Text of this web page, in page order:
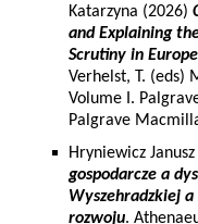
Katarzyna (2026)
and Explaining
Scrutiny in Europe
Verhelst, T. (eds)
Volume I.
Palgrave
Hryniewicz
gospodarcze a
Wyszehradzkiej
rozwoju.